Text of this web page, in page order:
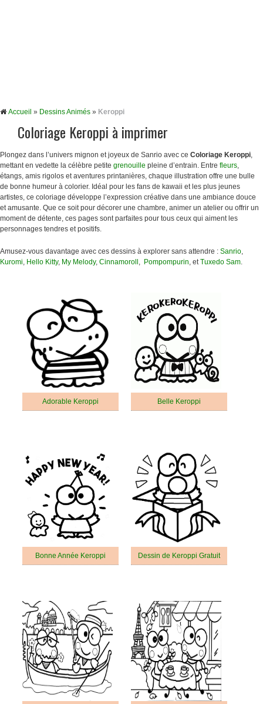
Accueil » Dessins Animés » Keroppi
Coloriage Keroppi à imprimer
Plongez dans l’univers mignon et joyeux de Sanrio avec ce Coloriage Keroppi,
mettant en vedette la célèbre petite grenouille pleine d’entrain. Entre fleurs,
étangs, amis rigolos et aventures printanières, chaque illustration offre une bulle
de bonne humeur à colorier. Idéal pour les fans de kawaii et les plus jeunes
artistes, ce coloriage développe l’expression créative dans une ambiance douce
et amusante. Que ce soit pour décorer une chambre, animer un atelier ou offrir un
moment de détente, ces pages sont parfaites pour tous ceux qui aiment les
personnages tendres et positifs.
Amusez-vous davantage avec ces dessins à explorer sans attendre : Sanrio,
Kuromi, Hello Kitty, My Melody, Cinnamoroll , Pompompurin, etTuxedo Sam.
Adorable Keroppi Belle Keroppi
Bonne Année Keroppi Dessin de Keroppi Gratuit